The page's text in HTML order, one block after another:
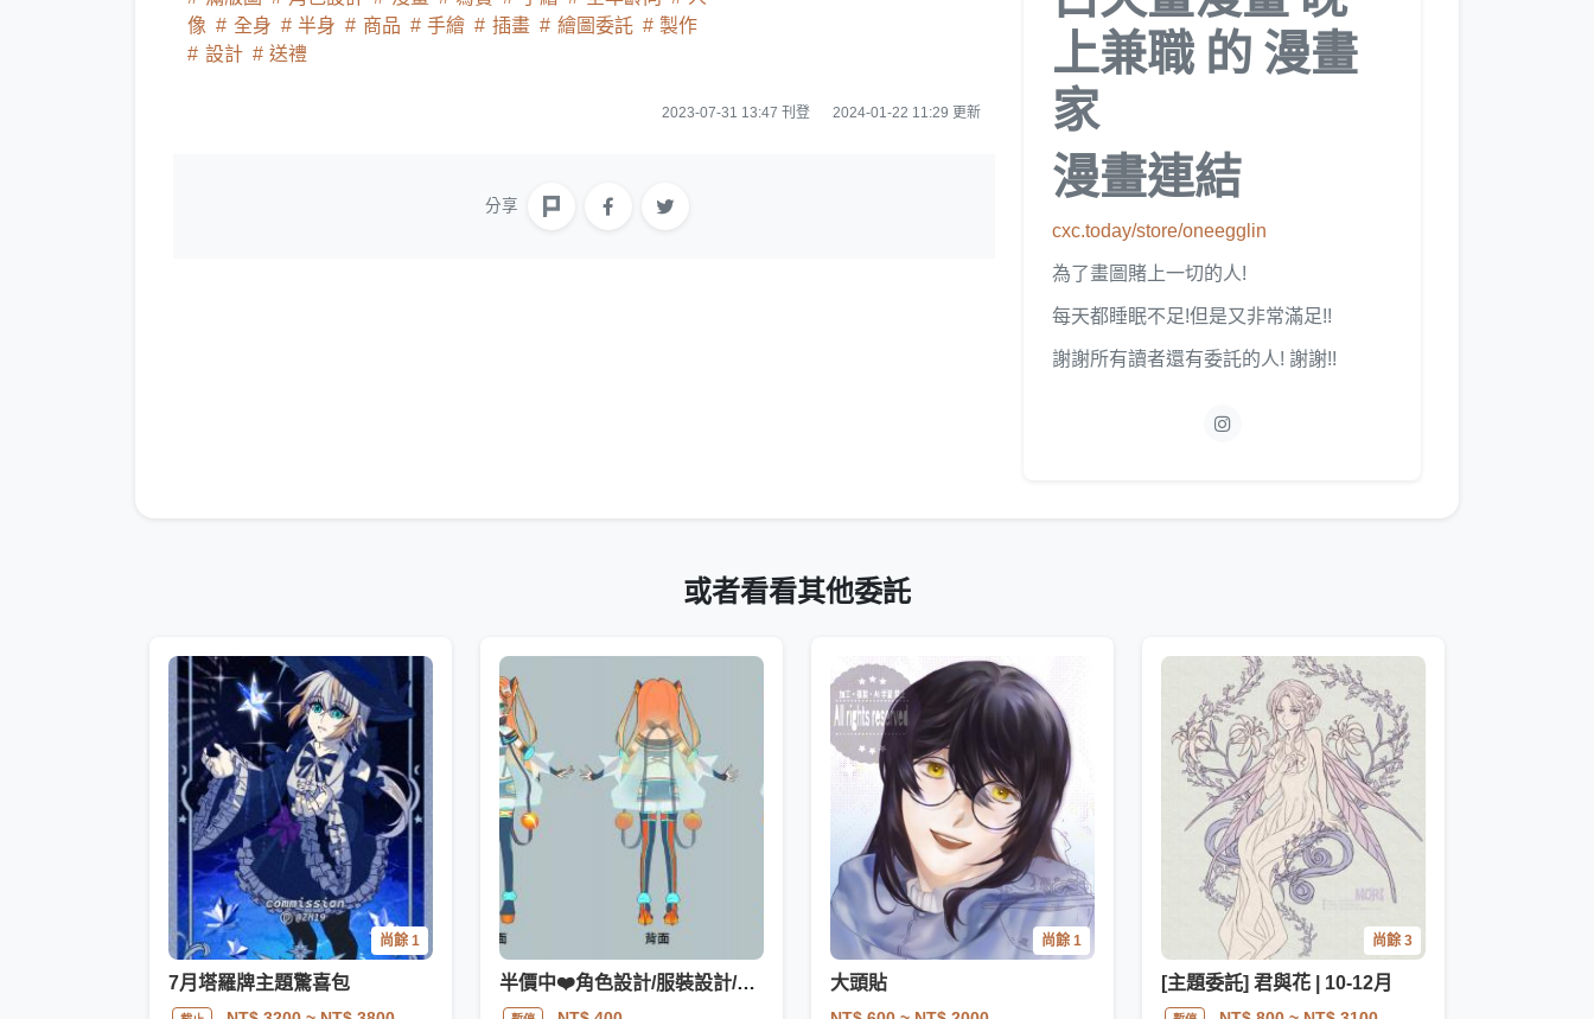
像
全身 半身 商品 手繪 插畫 繪圖委託
製作
設計
送禮
2023-07-31 13:47 刊登 2024-01-22 11:29 更新
分享
上兼職 的 漫畫
家
漫畫連結
cxc.today/store/oneegglin
為了畫圖賭上一切的人!
每天都睡眠不足!但是又非常滿足!!
謝謝所有讀者還有委託的人! 謝謝!!
或者看看其他委託
尚餘 1
7月塔羅牌主題驚喜包 半價中❤️角色設計/服裝設計/立繪/三視圖
尚餘 1
大頭貼
尚餘 3
[主題委託] 君與花 | 10-12月